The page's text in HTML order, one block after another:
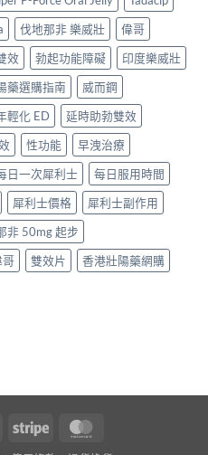
伐地那非 樂威壯
偉哥
效 勃起功能障礙
印度樂威壯
藥選購指南
威而鋼
輕化 ED
延時助勃雙效
性功能
早洩治療
日一次犀利士
每日服用時間
犀利士價格
犀利士副作用
非 50mg 起步
雙效片
香港壯陽藥網購
Stripe